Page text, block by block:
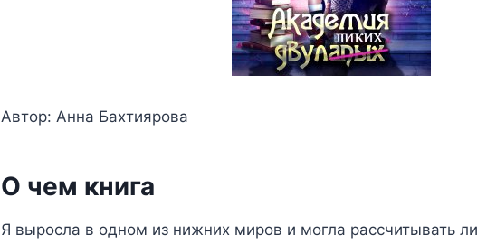
Автор: Анна Бахтиярова
О чем книга
Я выросла в одном из нижних миров и могла рассчитывать